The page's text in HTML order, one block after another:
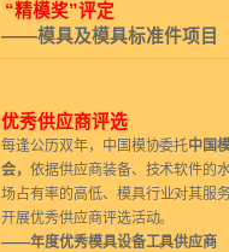
“精模奖”评定
——模具及模具标准件项目
优秀供应商评选
每逢公历双年，中国模协委托中国
会，依据供应商装备、技术软件的
场占有率的高低、模具行业对其服
开展优秀供应商评选活动。
——年度优秀模具设备工具供应商